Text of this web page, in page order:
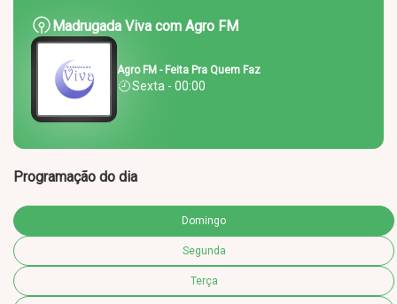
Madrugada Viva com Agro FM
Agro FM - Feita Pra Quem Faz
Sexta - 00:00
Programação do dia
Domingo
Segunda
Terça